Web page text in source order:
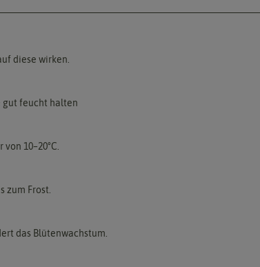
diese wirken.
gut feucht halten
10–20°C.
zum Frost.
das Blütenwachstum.